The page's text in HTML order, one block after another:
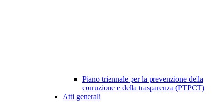
Piano triennale per la prevenzione della
corruzione e della trasparenza (PTPCT)
Atti generali